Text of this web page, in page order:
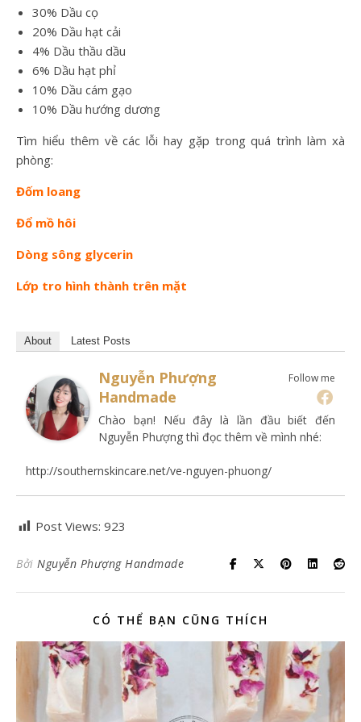
30% Dầu cọ
20% Dầu hạt cải
4% Dầu thầu dầu
6% Dầu hạt phỉ
10% Dầu cám gạo
10% Dầu hướng dương
Tìm hiểu thêm về các lỗi hay gặp trong quá trình làm xà
phòng:
Đốm loang
Đổ mồ hôi
Dòng sông glycerin
Lớp tro hình thành trên mặt
About Latest Posts
Follow me
Nguyễn Phượng
Handmade
Chào bạn! Nếu đây là lần đầu biết đến
Nguyễn Phượng thì đọc thêm về mình nhé:
http://southernskincare.net/ve-nguyen-phuong/
Post Views: 923
Bởi Nguyễn Phượng Handmade
CÓ THỂ BẠN CŨNG THÍCH